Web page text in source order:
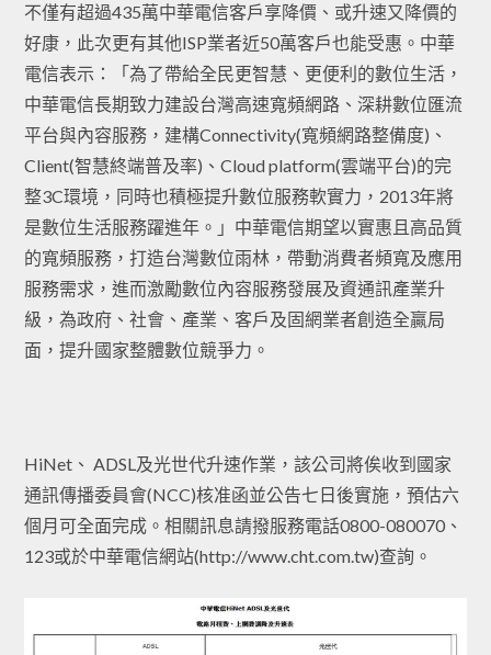
不僅有超過435萬中華電信客戶享降價、或升速又降價的
好康，此次更有其他ISP業者近50萬客戶也能受惠。中華
電信表示：「為了帶給全民更智慧、更便利的數位生活，
中華電信長期致力建設台灣高速寬頻網路、深耕數位匯流
平台與內容服務，建構Connectivity(寬頻網路整備度)、
Client(智慧終端普及率)、Cloud platform(雲端平台)的完
整3C環境，同時也積極提升數位服務軟實力，2013年將
是數位生活服務躍進年。」中華電信期望以實惠且高品質
的寬頻服務，打造台灣數位雨林，帶動消費者頻寬及應用
服務需求，進而激勵數位內容服務發展及資通訊產業升
級，為政府、社會、產業、客戶及固網業者創造全贏局
面，提升國家整體數位競爭力。
HiNet、 ADSL及光世代升速作業，該公司將俟收到國家
通訊傳播委員會(NCC)核准函並公告七日後實施，預估六
個月可全面完成。相關訊息請撥服務電話0800-080070、
123或於中華電信網站(http://www.cht.com.tw)查詢。